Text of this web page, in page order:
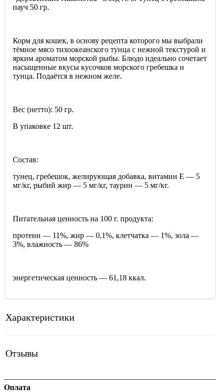
пауч 50 гр.
Корм для кошек, в основу рецепта которого мы выбрали
тёмное мясо тихоокеанского тунца с нежной текстурой и
ярким ароматом морской рыбы. Блюдо идеально сочетает
насыщенные вкусы кусочков морского гребешка и
тунца. Подаётся в нежном желе.
Вес (нетто): 50 гр.
В упаковке 12 шт.
Состав:
тунец, гребешок, желирующая добавка, витамин E — 5
мг/кг, рыбий жир — 5 мг/кг, таурин — 5 мг/кг.
Питательная ценность на 100 г. продукта:
протеин — 11%, жир — 0,1%, клетчатка — 1%, зола —
3%, влажность — 86%
энергетическая ценность — 61,18 ккал.
Характеристики
Отзывы
Оплата